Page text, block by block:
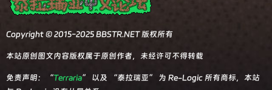
Copyright © 2015-2025 BBSTR.NET 版权所有
本站原创图文内容版权属于原创作者，未经许可不得转载
免责声明：“Terraria” 以及 “泰拉瑞亚” 为 Re-Logic 所有商标，本站